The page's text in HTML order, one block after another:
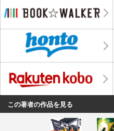
この著者の作品を見る